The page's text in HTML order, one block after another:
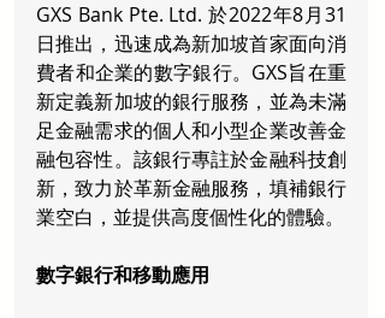
GXS Bank Pte. Ltd. 於2022年8月31
日推出，迅速成為新加坡首家面向消
費者和企業的數字銀行。GXS旨在重
新定義新加坡的銀行服務，並為未滿
足金融需求的個人和小型企業改善金
融包容性。該銀行專註於金融科技創
新，致力於革新金融服務，填補銀行
業空白，並提供高度個性化的體驗。
數字銀行和移動應用